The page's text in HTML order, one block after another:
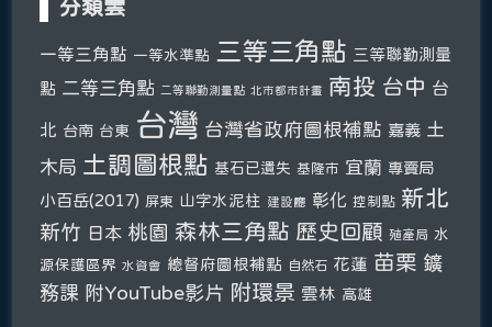
分類雲
一等三角點 一等水準點 三等三角點 三等聯勤測量
點 二等三角點 二等聯勤測量點 北市都市計畫 南投 台中 台
北 台南 台東 台灣 台灣省政府圖根補點 嘉義 土
木局 土調圖根點 基石已遺失 基隆市 宜蘭 專賣局
小百岳(2017) 屏東 山字水泥柱 建設廳 彰化 控制點 新北
新竹 日本 桃園 森林三角點 歷史回顧 殖產局
水
源保護區界 水資會 總督府圖根補點 自然石 花蓮 苗栗 鑛
務課 附YouTube影片 附環景 雲林 高雄